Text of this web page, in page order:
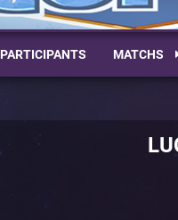
PARTICIPANTS MATCHS